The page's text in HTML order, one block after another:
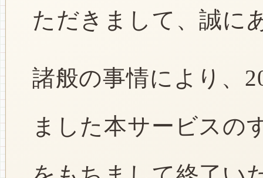
ただきまして、誠に
諸般の事情により、
ました本サービスの